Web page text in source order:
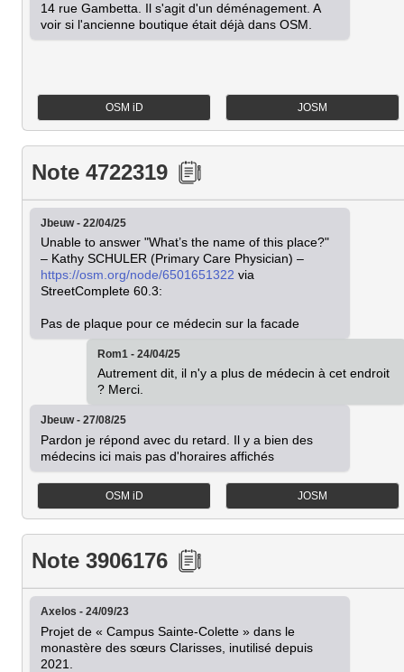
14 rue Gambetta. Il s'agit d'un déménagement. A
voir si l'ancienne boutique était déjà dans OSM.
OSM iD JOSM
Note 4722319
Jbeuw - 22/04/25
Unable to answer "What’s the name of this place?"
https://osm.org/node/6501651322 via
StreetComplete 60.3:
Pas de plaque pour ce médecin sur la facade
Rom1 - 24/04/25
Autrement dit, il n'y a plus de médecin à cet endroit
? Merci.
Jbeuw - 27/08/25
Pardon je répond avec du retard. Il y a bien des
médecins ici mais pas d'horaires affichés
OSM iD JOSM
Note 3906176
Axelos - 24/09/23
Projet de « Campus Sainte-Colette » dans le
monastère des sœurs Clarisses, inutilisé depuis
2021.